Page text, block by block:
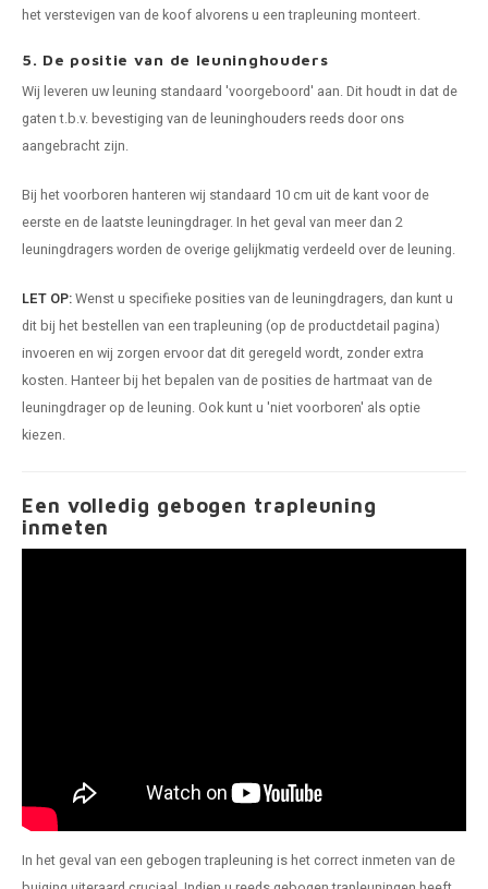
het verstevigen van de koof alvorens u een trapleuning monteert.
5. De positie van de leuninghouders
Wij leveren uw leuning standaard 'voorgeboord' aan. Dit houdt in dat de
gaten t.b.v. bevestiging van deleuninghoudersreeds door ons
aangebracht zijn.
Bij het voorboren hanteren wij standaard 10 cm uit de kant voor de
eerste en de laatste leuningdrager. In het geval van meer dan 2
leuningdragers worden de overige gelijkmatig verdeeld over de leuning.
LET OP:Wenst u specifieke posities van de leuningdragers, dan kunt u
dit bij het bestellen van een trapleuning (op de productdetail pagina)
invoeren en wij zorgen ervoor dat dit geregeld wordt, zonder extra
kosten. Hanteer bij het bepalen van de posities de hartmaat van de
leuningdrager op de leuning. Ook kunt u 'niet voorboren' als optie
kiezen.
Een volledig gebogen trapleuning
inmeten
In het geval van een gebogen trapleuning is het correct inmeten van de